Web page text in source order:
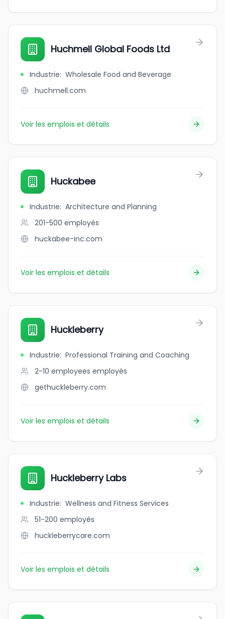
Huchmell Global Foods Ltd
Industrie: Wholesale Food and Beverage
huchmell.com
Voir les emplois et détails
Huckabee
Industrie: Architecture and Planning
201-500 employés
huckabee-inc.com
Voir les emplois et détails
Huckleberry
Industrie: Professional Training and Coaching
2-10 employees employés
gethuckleberry.com
Voir les emplois et détails
Huckleberry Labs
Industrie: Wellness and Fitness Services
51-200 employés
huckleberrycare.com
Voir les emplois et détails